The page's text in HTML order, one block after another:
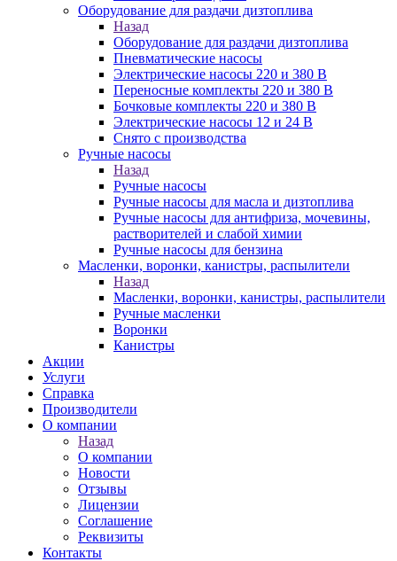
Оборудование для раздачи дизтоплива
Назад
Оборудование для раздачи дизтоплива
Пневматические насосы
Электрические насосы 220 и 380 В
Переносные комплекты 220 и 380 В
Бочковые комплекты 220 и 380 В
Электрические насосы 12 и 24 В
Снято с производства
Ручные насосы
Назад
Ручные насосы
Ручные насосы для масла и дизтоплива
Ручные насосы для антифриза, мочевины,
растворителей и слабой химии
Ручные насосы для бензина
Масленки, воронки, канистры, распылители
Назад
Масленки, воронки, канистры, распылители
Ручные масленки
Воронки
Канистры
Акции
Услуги
Справка
Производители
О компании
Назад
О компании
Новости
Отзывы
Лицензии
Соглашение
Реквизиты
Контакты